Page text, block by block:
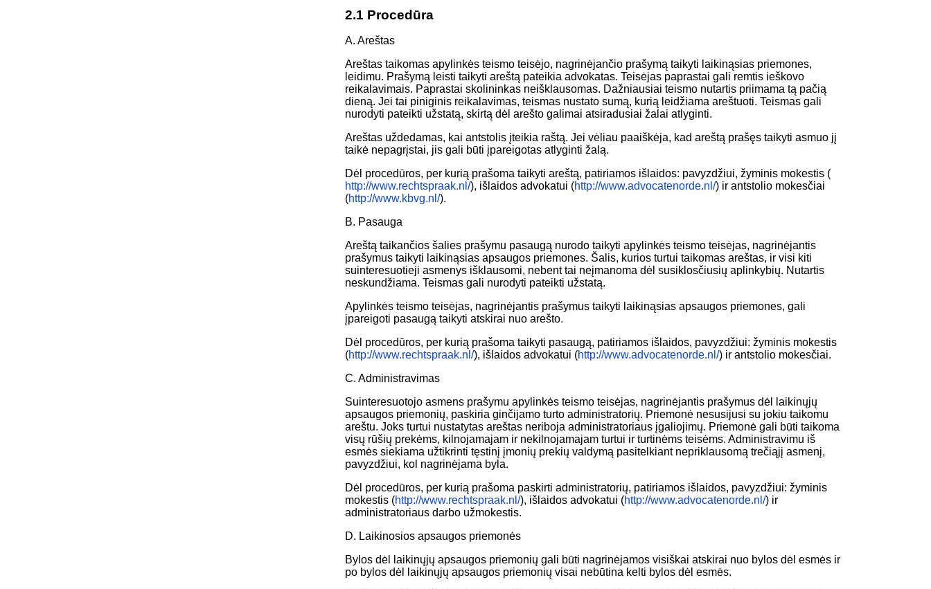
2.1 Procedūra
A. Areštas
Areštas taikomas apylinkės teismo teisėjo, nagrinėjančio prašymą taikyti laikinąsias priemones,
leidimu. Prašymą leisti taikyti areštą pateikia advokatas. Teisėjas paprastai gali remtis ieškovo
reikalavimais. Paprastai skolininkas neišklausomas. Dažniausiai teismo nutartis priimama tą pačią
dieną. Jei tai piniginis reikalavimas, teismas nustato sumą, kurią leidžiama areštuoti. Teismas gali
nurodyti pateikti užstatą, skirtą dėl arešto galimai atsiradusiai žalai atlyginti.
Areštas uždedamas, kai antstolis įteikia raštą. Jei vėliau paaiškėja, kad areštą prašęs taikyti asmuo jį
taikė nepagrįstai, jis gali būti įpareigotas atlyginti žalą.
Dėl procedūros, per kurią prašoma taikyti areštą, patiriamos išlaidos: pavyzdžiui, žyminis mokestis (
http://www.rechtspraak.nl/), išlaidos advokatui (http://www.advocatenorde.nl/) ir antstolio mokesčiai
(http://www.kbvg.nl/).
B. Pasauga
Areštą taikančios šalies prašymu pasaugą nurodo taikyti apylinkės teismo teisėjas, nagrinėjantis
prašymus taikyti laikinąsias apsaugos priemones. Šalis, kurios turtui taikomas areštas, ir visi kiti
suinteresuotieji asmenys išklausomi, nebent tai neįmanoma dėl susiklosčiusių aplinkybių. Nutartis
neskundžiama. Teismas gali nurodyti pateikti užstatą.
Apylinkės teismo teisėjas, nagrinėjantis prašymus taikyti laikinąsias apsaugos priemones, gali
įpareigoti pasaugą taikyti atskirai nuo arešto.
Dėl procedūros, per kurią prašoma taikyti pasaugą, patiriamos išlaidos, pavyzdžiui: žyminis mokestis
(http://www.rechtspraak.nl/), išlaidos advokatui (http://www.advocatenorde.nl/) ir antstolio mokesčiai.
C. Administravimas
Suinteresuotojo asmens prašymu apylinkės teismo teisėjas, nagrinėjantis prašymus dėl laikinųjų
apsaugos priemonių, paskiria ginčijamo turto administratorių. Priemonė nesusijusi su jokiu taikomu
areštu. Joks turtui nustatytas areštas neriboja administratoriaus įgaliojimų. Priemonė gali būti taikoma
visų rūšių prekėms, kilnojamajam ir nekilnojamajam turtui ir turtinėms teisėms. Administravimu iš
esmės siekiama užtikrinti tęstinį įmonių prekių valdymą pasitelkiant nepriklausomą trečiąjį asmenį,
pavyzdžiui, kol nagrinėjama byla.
Dėl procedūros, per kurią prašoma paskirti administratorių, patiriamos išlaidos, pavyzdžiui: žyminis
mokestis (http://www.rechtspraak.nl/), išlaidos advokatui (http://www.advocatenorde.nl/) ir
administratoriaus darbo užmokestis.
D. Laikinosios apsaugos priemonės
Bylos dėl laikinųjų apsaugos priemonių gali būti nagrinėjamos visiškai atskirai nuo bylos dėl esmės ir
po bylos dėl laikinųjų apsaugos priemonių visai nebūtina kelti bylos dėl esmės.